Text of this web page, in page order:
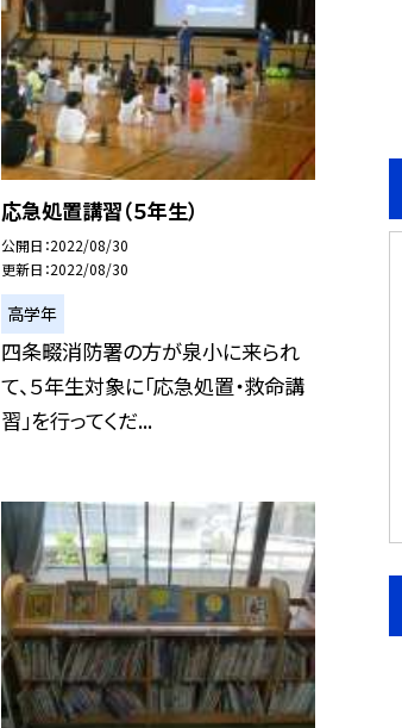
応急処置講習（５年生）
公開日 2022/08/30
更新日 2022/08/30
高学年
四条畷消防署の方が泉小に来られ
て、５年生対象に「応急処置・救命講
習」を行ってくだ...